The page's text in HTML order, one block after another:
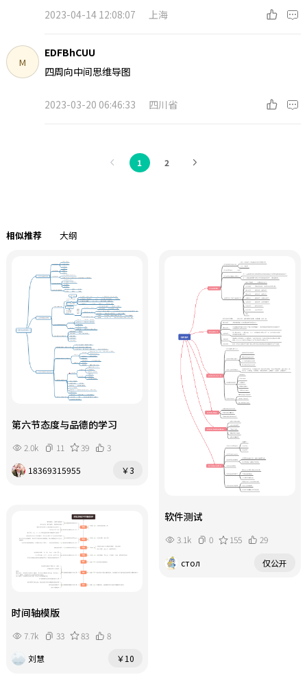
2023-04-14 12:08:07 上海
M
EDFBhCUU
四周向中间思维导图
2023-03-20 06:46:33 四川省
1 2
相似推荐 大纲
第六节态度与品德的学习
2.0k 11 39
3
18369315955
￥3
软件测试
3.1k 0 155
29
стол
仅公开
时间轴模版
7.7k 33 83
8
刘慧
￥10